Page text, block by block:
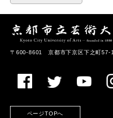
〒600-8601 京都市下京区下之町57-1
ページTOPへ